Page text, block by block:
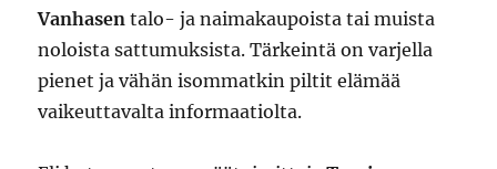
Vanhasen talo- ja naimakaupoista tai muista
noloista sattumuksista. Tärkeintä on varjella
pienet ja vähän isommatkin piltit elämää
vaikeuttavalta informaatiolta.